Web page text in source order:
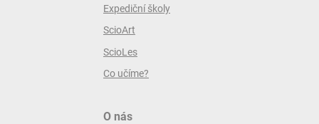
Expediční školy
ScioArt
ScioLes
Co učíme?
O nás